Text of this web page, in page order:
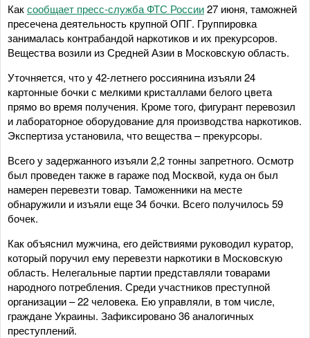
Каксообщает пресс-служба ФТС России27 июня, таможней
пресечена деятельность крупной ОПГ. Группировка
занималась контрабандой наркотиков и их прекурсоров.
Вещества возили из Средней Азии в Московскую область.
Уточняется, что у 42-летнего россиянина изъяли 24
картонные бочки с мелкими кристаллами белого цвета
прямо во время получения. Кроме того, фигурант перевозил
и лабораторное оборудование для производства наркотиков.
Экспертиза установила, что вещества – прекурсоры.
Всего у задержанного изъяли 2,2 тонны запретного. Осмотр
был проведен также в гараже под Москвой, куда он был
намерен перевезти товар. Таможенники на месте
обнаружили и изъяли еще 34 бочки. Всего получилось 59
бочек.
Как объяснил мужчина, его действиями руководил куратор,
который поручил ему перевезти наркотики в Московскую
область. Нелегальные партии представляли товарами
народного потребления. Среди участников преступной
организации – 22 человека. Ею управляли, в том числе,
граждане Украины. Зафиксировано 36 аналогичных
преступлений.